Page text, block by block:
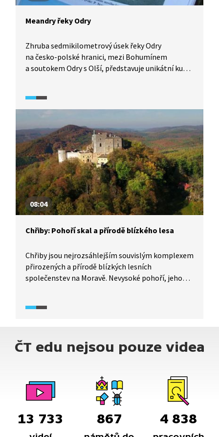
Meandry řeky Odry
Zhruba sedmikilometrový úsek řeky Odry
na česko-polské hranici, mezi Bohumínem
a soutokem Odry s Olší, představuje unikátní kus
Meandrující koryto Odry připomíná svojí divokostí
představují nejen cenný a pestrý ekosystém
s četnými druhy rostlin a živočichů, ale
i přirozenou ochranu proti povodním.
08:04
Chřiby: Pohoří skal a přírodě blízkého lesa
Chřiby jsou nejrozsáhlejším souvislým komplexem
přirozených a přírodě blízkých lesních
společenstev na Moravě. Nevysoké pohoří, jehož
naštěstí k masivní výsadbě smrku, a tak si tato
ČT edu nejsou pouze videa
13 733 867 4 838